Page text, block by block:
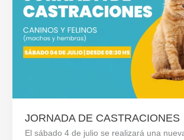
JORNADA DE CASTRACIONES
El sábado 4 de julio se realizará una